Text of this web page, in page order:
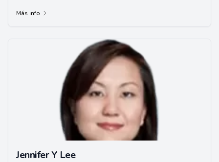
Más info
Jennifer Y Lee